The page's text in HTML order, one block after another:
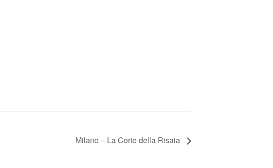
Milano – La Corte della Risaia